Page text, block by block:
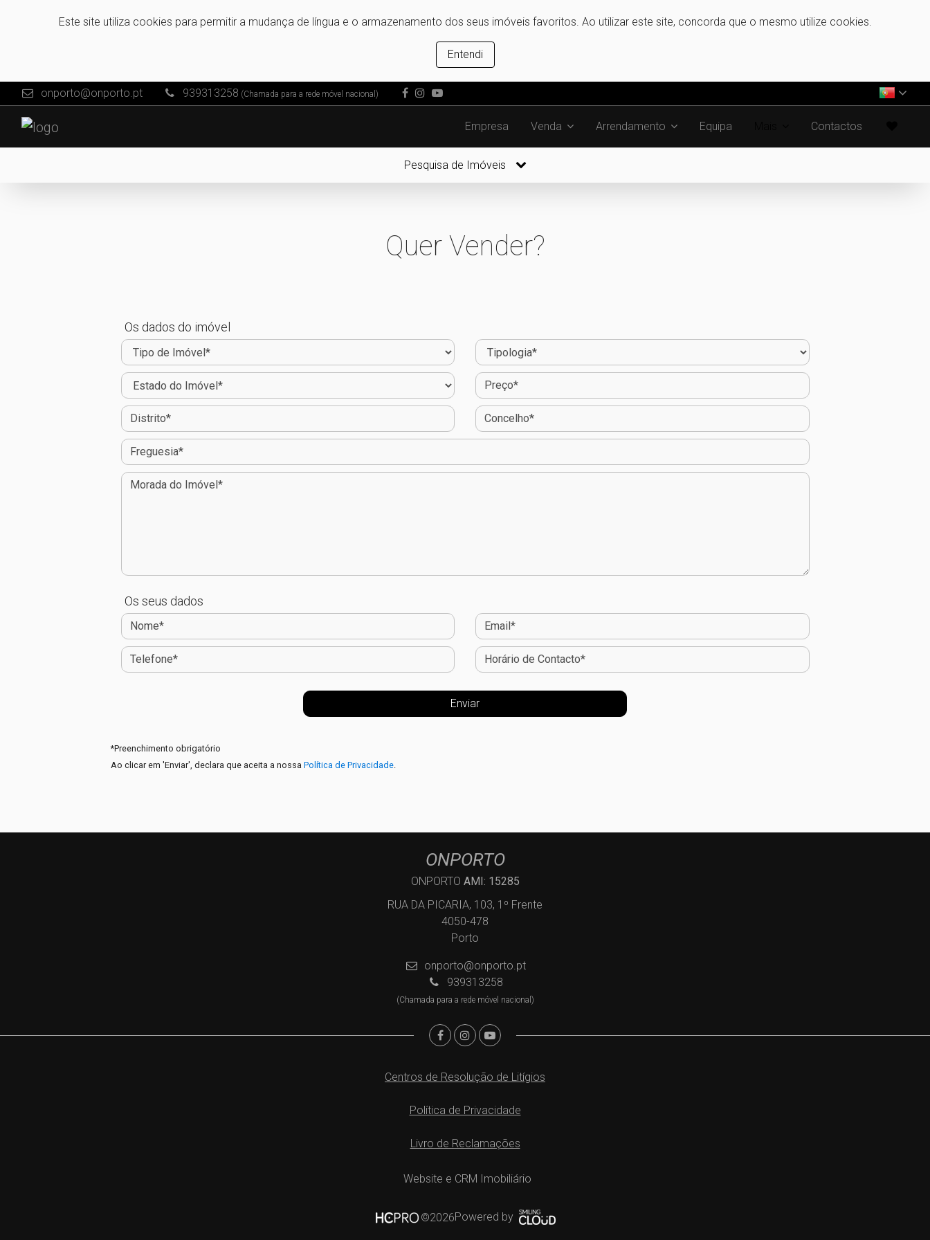
Este site utiliza cookies para permitir a mudança de língua e o armazenamento dos seus imóveis favoritos. Ao utilizar este site, concorda que o mesmo utilize cookies.
Entendi
onporto@onporto.pt 939313258 (Chamada para a rede móvel nacional)
Empresa Venda Arrendamento Equipa Contactos
Pesquisa de Imóveis
Quer Vender?
Os dados do imóvel
Os seus dados
*Preenchimento obrigatório
Ao clicar em 'Enviar', declara que aceita a nossa Política de Privacidade.
ONPORTO
ONPORTO AMI: 15285
RUA DA PICARIA, 103, 1º Frente
4050-478
Porto
onporto@onporto.pt
939313258
(Chamada para a rede móvel nacional)
Centros de Resolução de Litígios
Política de Privacidade
Livro de Reclamações
Website e CRM Imobiliário
©2026Powered by